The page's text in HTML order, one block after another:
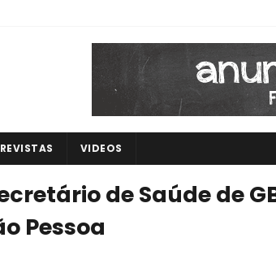
VIDEOS
de Saúde de
Pessoa